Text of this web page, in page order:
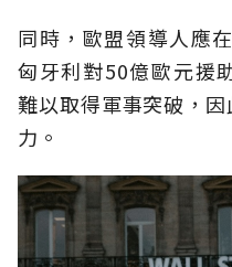
同時，歐盟領導人應
匈牙利對50億歐元援
難以取得軍事突破，
力。